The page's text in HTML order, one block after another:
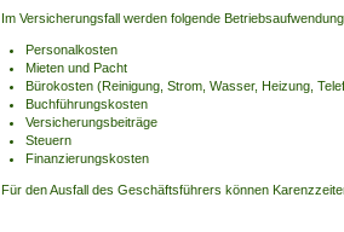
Im Versicherungsfall werden folgende
Personalkosten
Mieten und Pacht
Bürokosten (Reinigung, Strom, Wasser, Heizung,
Buchführungskosten
Versicherungsbeiträge
Steuern
Finanzierungskosten
Für den Ausfall des Geschäftsführers können